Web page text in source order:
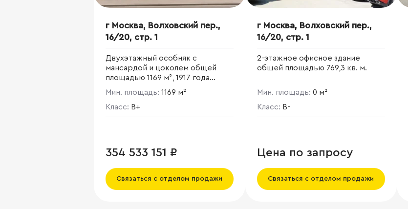
г Москва, Волховский пер.,
16/20, стр. 1
Двухэтажный особняк с
мансардой и цоколем общей
площадью 1169 м², 1917 года
постройки. Наземная парковка на
земельном участке площадью
561 м2.
Мин. площадь: 1169 м²
Класс: B+
354 533 151 ₽
Связаться с отделом продажи
г Москва, Волховский пер.,
16/20, стр. 1
2-этажное офисное здание
общей площадью 769,3 кв. м.
Мин. площадь: 0 м²
Класс: B-
Цена по запросу
Связаться с отделом продажи